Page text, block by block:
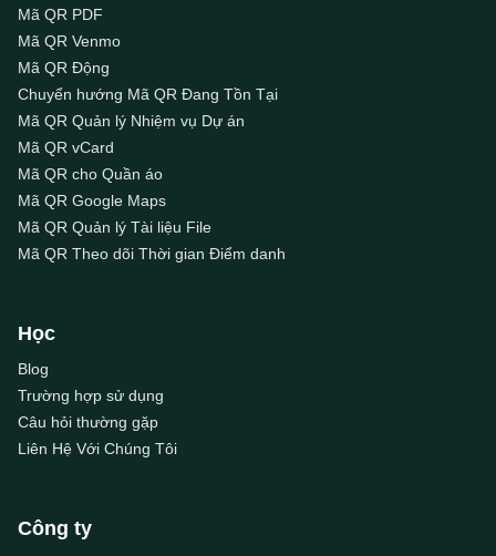
Mã QR PDF
Mã QR Venmo
Mã QR Động
Chuyển hướng Mã QR Đang Tồn Tại
Mã QR Quản lý Nhiệm vụ Dự án
Mã QR vCard
Mã QR cho Quần áo
Mã QR Google Maps
Mã QR Quản lý Tài liệu File
Mã QR Theo dõi Thời gian Điểm danh
Học
Blog
Trường hợp sử dụng
Câu hỏi thường gặp
Liên Hệ Với Chúng Tôi
Công ty